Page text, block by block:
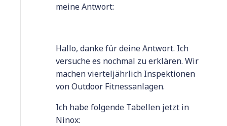
meine Antwort:
Hallo, danke für deine Antwort. Ich
versuche es nochmal zu erklären. Wir
machen vierteljährlich Inspektionen
von Outdoor Fitnessanlagen.
Ich habe folgende Tabellen jetzt in
Ninox: